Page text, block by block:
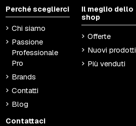
Perché sceglierci
Chi siamo
Passione
Professionale
Pro
Brands
Contatti
Blog
Il meglio dello
shop
Offerte
Nuovi prodotti
Più venduti
Contattaci